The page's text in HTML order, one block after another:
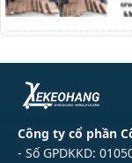
Công ty cổ phần
- Số GPDKKD: